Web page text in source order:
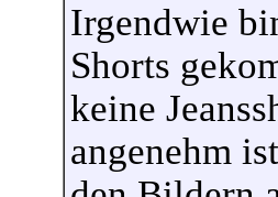
Irgendwie
Shorts
keine
angenehm